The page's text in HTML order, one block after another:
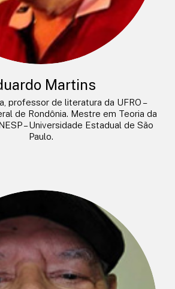
Martins
professor de literatura da UFRO –
de Rondônia. Mestre em Teoria da
– Universidade Estadual de São
Paulo.